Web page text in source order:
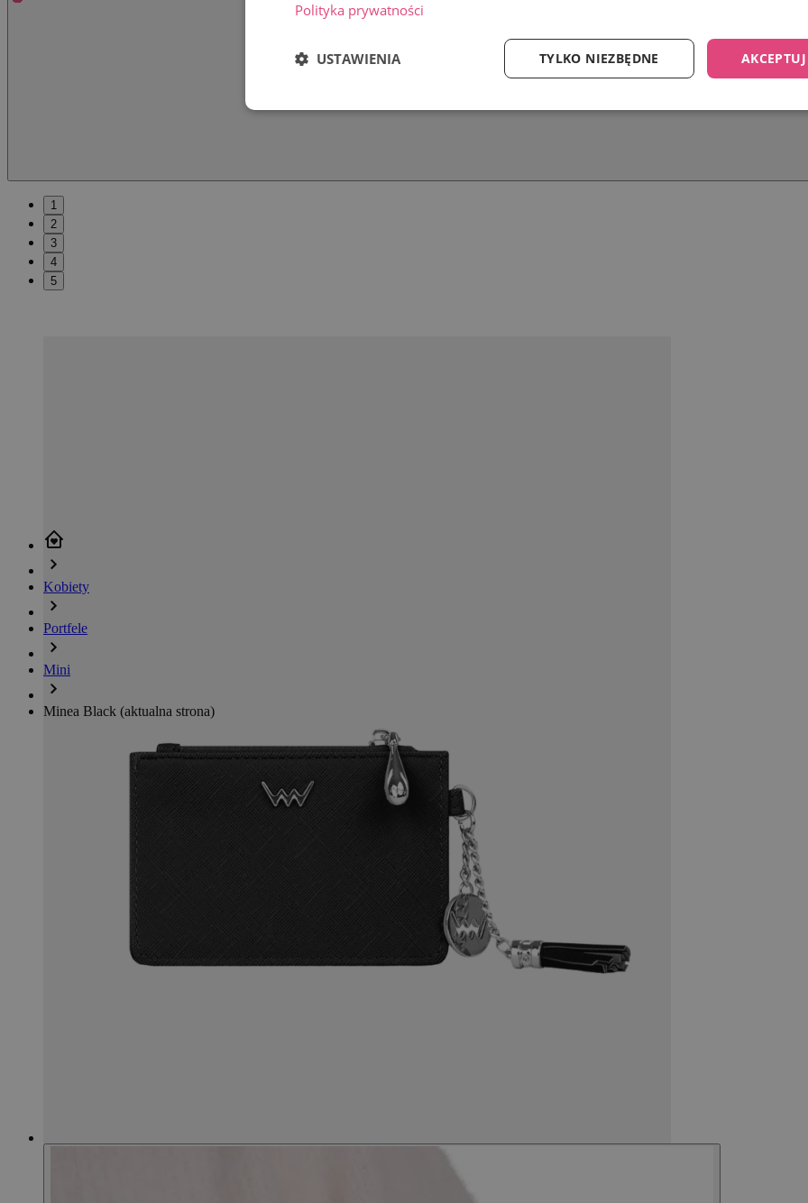
Kobiety
Portfele
Mini
Minea Black (aktualna strona)
1
2
3
4
5
Polityka prywatności
TYLKO NIEZBĘDNE
USTAWIENIA